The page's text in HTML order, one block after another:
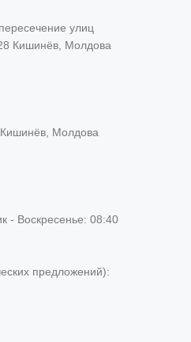
улиц
Кишинёв, Молдова
Молдова
- Воскресенье: 08:40
предложений):